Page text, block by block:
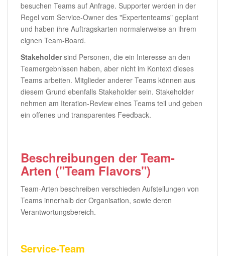
besuchen Teams auf Anfrage. Supporter werden in der
Regel vom Service-Owner des "Expertenteams" geplant
und haben ihre Auftragskarten normalerweise an ihrem
eignen Team-Board.
Stakeholdersind Personen, die ein Interesse an den
Teamergebnissen haben, aber nicht im Kontext dieses
Teams arbeiten. Mitglieder anderer Teams können aus
diesem Grund ebenfalls Stakeholder sein. Stakeholder
nehmen am Iteration-Review eines Teams teil und geben
ein offenes und transparentes Feedback.
Beschreibungen der Team-
Arten ("Team Flavors")
Team-Arten beschreiben verschieden Aufstellungen von
Teams innerhalb der Organisation, sowie deren
Verantwortungsbereich.
Service-Team